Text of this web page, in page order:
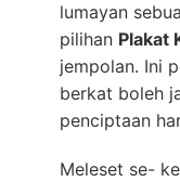
lumayan
pilihan Plakat
jempolan. Ini
berkat boleh
penciptaan
Meleset se-